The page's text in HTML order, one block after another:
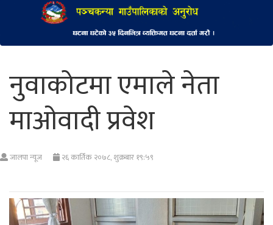
नुवाकोटमा एमाले नेता
माओवादी प्रवेश
जालपा न्यूज २६ कार्तिक २०७८, शुक्रबार १९:५९